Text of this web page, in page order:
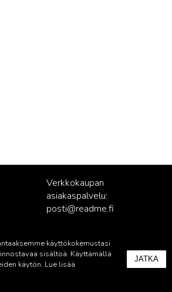
Verkkokaupan
asiakaspalvelu:
posti@readme.fi
käyttökokemustasi
sisältöä. Käyttämällä
käytön. Lue lisää
JATKA